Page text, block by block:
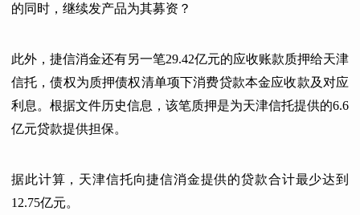
的同时，继续发产品为其募资？
此外，捷信消金还有另一笔29.42亿元的应收账款质押给天津
信托，债权为质押债权清单项下消费贷款本金应收款及对应
利息。根据文件历史信息，该笔质押是为天津信托提供的6.6
亿元贷款提供担保。
据此计算，天津信托向捷信消金提供的贷款合计最少达到
12.75亿元。